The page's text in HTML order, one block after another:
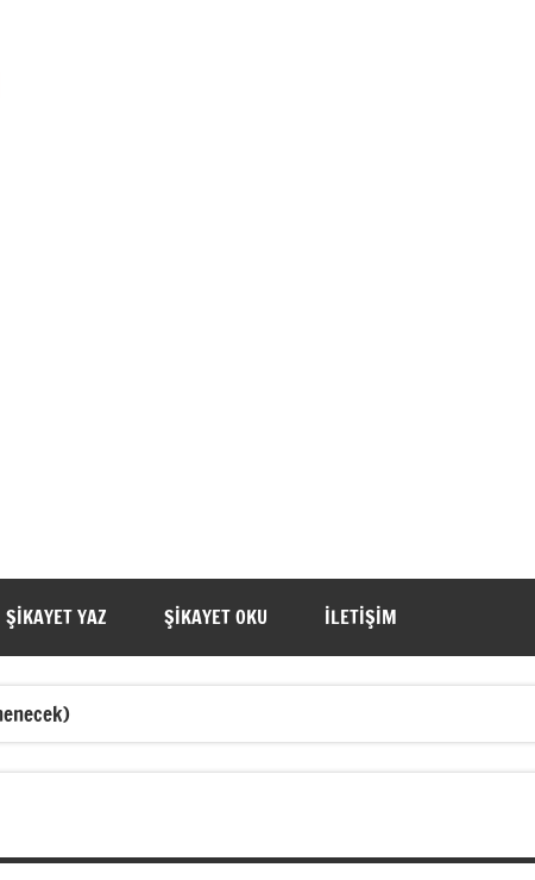
ŞIKAYET YAZ ŞIKAYET OKU İLETIŞIM